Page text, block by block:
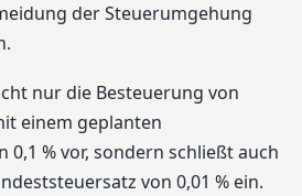
der Steuerumgehung
nur die Besteuerung von
einem geplanten
0,1 % vor, sondern schließt auch
von 0,01 % ein.